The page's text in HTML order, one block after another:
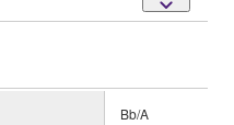
Bb/A